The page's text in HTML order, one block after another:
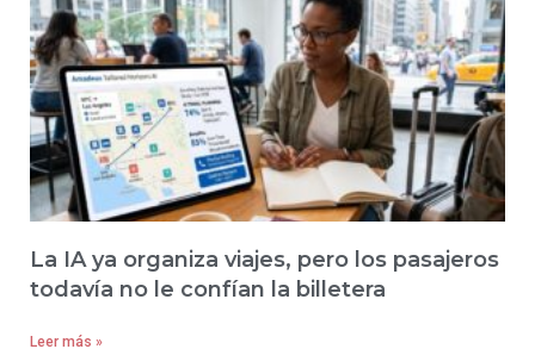
La IA ya organiza viajes, pero los pasajeros
todavía no le confían la billetera
Leer más »